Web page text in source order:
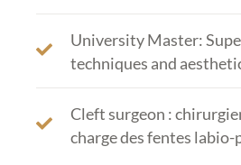
University Master:
techniques and
Cleft surgeon :
charge des fentes